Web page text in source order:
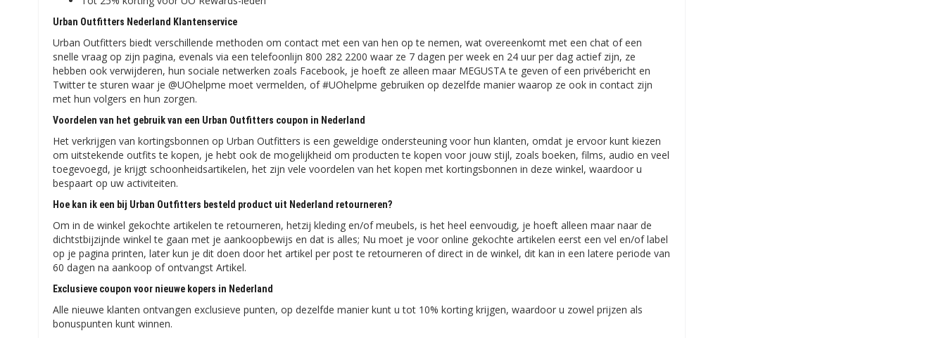
Urban Outfitters Nederland Klantenservice
Urban Outfitters biedt verschillende methoden om contact met een van hen op te nemen, wat overeenkomt met een chat of een
snelle vraag op zijn pagina, evenals via een telefoonlijn 800 282 2200 waar ze 7 dagen per week en 24 uur per dag actief zijn, ze
hebben ook verwijderen, hun sociale netwerken zoals Facebook, je hoeft ze alleen maar MEGUSTA te geven of een privébericht en
Twitter te sturen waar je @UOhelpme moet vermelden, of #UOhelpme gebruiken op dezelfde manier waarop ze ook in contact zijn
met hun volgers en hun zorgen.
Voordelen van het gebruik van een Urban Outfitters coupon in Nederland
Het verkrijgen van kortingsbonnen op Urban Outfitters is een geweldige ondersteuning voor hun klanten, omdat je ervoor kunt kiezen
om uitstekende outfits te kopen, je hebt ook de mogelijkheid om producten te kopen voor jouw stijl, zoals boeken, films, audio en veel
toegevoegd, je krijgt schoonheidsartikelen, het zijn vele voordelen van het kopen met kortingsbonnen in deze winkel, waardoor u
bespaart op uw activiteiten.
Hoe kan ik een bij Urban Outfitters besteld product uit Nederland retourneren?
Om in de winkel gekochte artikelen te retourneren, hetzij kleding en/of meubels, is het heel eenvoudig, je hoeft alleen maar naar de
dichtstbijzijnde winkel te gaan met je aankoopbewijs en dat is alles; Nu moet je voor online gekochte artikelen eerst een vel en/of label
op je pagina printen, later kun je dit doen door het artikel per post te retourneren of direct in de winkel, dit kan in een latere periode van
60 dagen na aankoop of ontvangst Artikel.
Exclusieve coupon voor nieuwe kopers in Nederland
Alle nieuwe klanten ontvangen exclusieve punten, op dezelfde manier kunt u tot 10% korting krijgen, waardoor u zowel prijzen als
bonuspunten kunt winnen.